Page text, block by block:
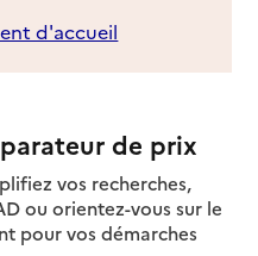
d'accueil
de prix
vos recherches,
ou orientez-vous sur le
pour vos démarches